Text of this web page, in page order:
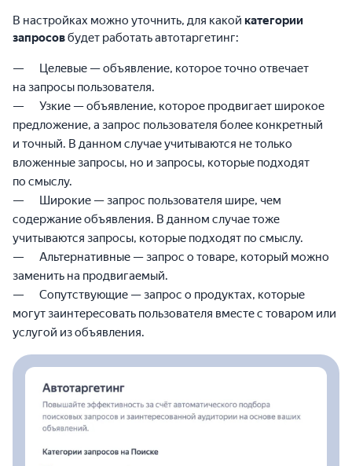
В настройках можно уточнить, для какой категории
запросовбудет работать автотаргетинг:
Целевые — объявление, которое точно отвечает
на запросы пользователя.
Узкие — объявление, которое продвигает широкое
предложение, а запрос пользователя более конкретный
и точный. В данном случае учитываются не только
вложенные запросы, но и запросы, которые подходят
по смыслу.
Широкие — запрос пользователя шире, чем
содержание объявления. В данном случае тоже
учитываются запросы, которые подходят по смыслу.
Альтернативные — запрос о товаре, который можно
заменить на продвигаемый.
Сопутствующие — запрос о продуктах, которые
могут заинтересовать пользователя вместе с товаром или
услугой из объявления.